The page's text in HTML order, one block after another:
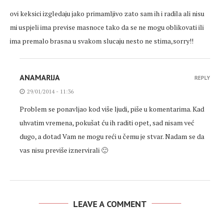
ovi keksici izgledaju jako primamljivo zato sam ih i radila ali nisu
mi uspjeli ima previse masnoce tako da se ne mogu oblikovati ili
ima premalo brasna u svakom slucaju nesto ne stima,sorry!!
ANAMARIJA
29/01/2014 - 11:36
Problem se ponavljao kod više ljudi, piše u komentarima. Kad
uhvatim vremena, pokušat ću ih raditi opet, sad nisam već
dugo, a dotad Vam ne mogu reći u čemu je stvar. Nadam se da
vas nisu previše iznervirali 🙂
REPLY
LEAVE A COMMENT